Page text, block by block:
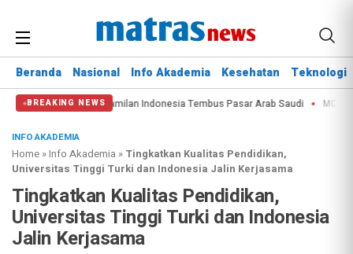
Beranda Nasional Info Akademia Kesehatan Teknologi
BREAKING NEWS
Produk Camilan Indonesia Tembus Pasar Arab Saudi MCSP-
INFO AKADEMIA
Home »Info Akademia » Tingkatkan Kualitas Pendidikan,
Universitas Tinggi Turki dan Indonesia Jalin Kerjasama
Tingkatkan Kualitas Pendidikan,
Universitas Tinggi Turki dan Indonesia
Jalin Kerjasama